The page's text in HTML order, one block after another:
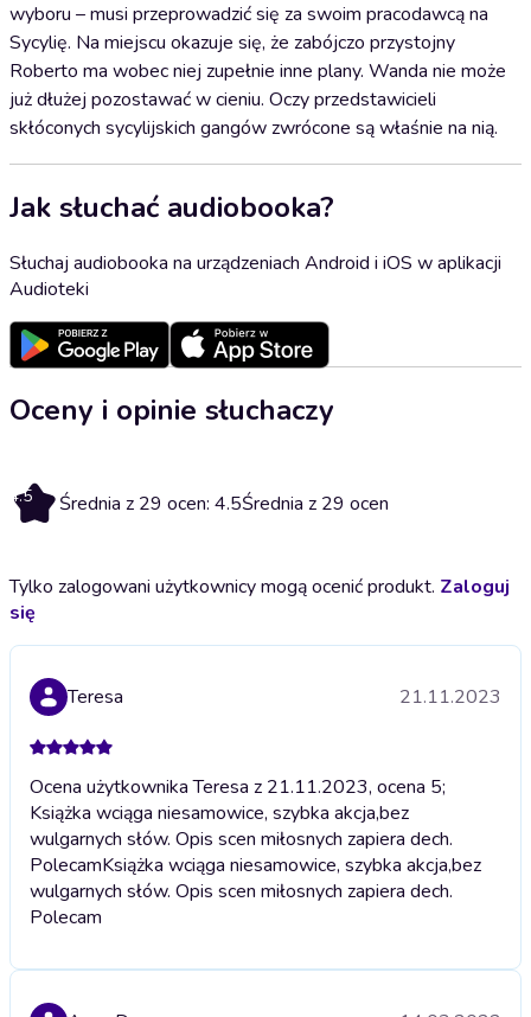
wyboru – musi przeprowadzić się za swoim pracodawcą na
Sycylię. Na miejscu okazuje się, że zabójczo przystojny
Roberto ma wobec niej zupełnie inne plany. Wanda nie może
już dłużej pozostawać w cieniu. Oczy przedstawicieli
skłóconych sycylijskich gangów zwrócone są właśnie na nią.
Jak słuchać audiobooka?
Słuchaj audiobooka na urządzeniach Android i iOS w aplikacji
Audioteki
Oceny i opinie słuchaczy
4.5 Średnia z 29 ocen: 4.5Średnia z 29 ocen
Tylko zalogowani użytkownicy mogą ocenić produkt. Zaloguj
się
Teresa 21.11.2023
Ocena użytkownika Teresa z 21.11.2023, ocena 5;
Książka wciąga niesamowice, szybka akcja,bez
wulgarnych słów. Opis scen miłosnych zapiera dech.
PolecamKsiążka wciąga niesamowice, szybka akcja,bez
wulgarnych słów. Opis scen miłosnych zapiera dech.
Polecam